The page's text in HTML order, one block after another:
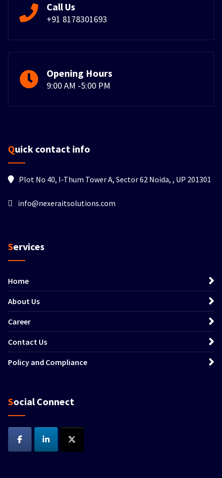
Call Us
+91 8178301693
Opening Hours
9:00 AM -5:00 PM
Quick contact info
Plot No 40, I-Thum Tower A, Sector 62 Noida, , UP 201301
info@nexeraitsolutions.com
Services
Home
About Us
Career
Contact Us
Policy and Compliance
Social Connect